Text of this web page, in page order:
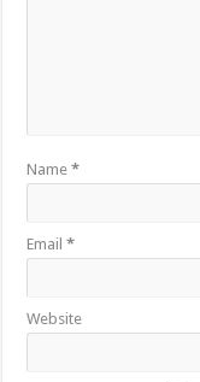
Name*
Email*
Website